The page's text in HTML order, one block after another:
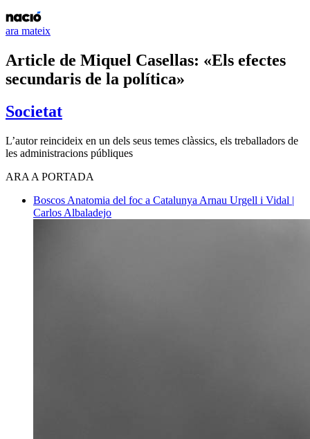
ara mateix
Article de Miquel Casellas: «Els efectes
secundaris de la política»
Societat
L’autor reincideix en un dels seus temes clàssics, els treballadors de
les administracions públiques
ARA A PORTADA
Boscos Anatomia del foc a Catalunya Arnau Urgell i Vidal |
Carlos Albaladejo